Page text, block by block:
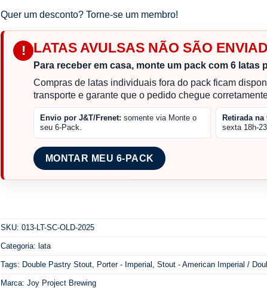
Quer um desconto? Torne-se um membro!
! LATAS AVULSAS NÃO SÃO
Para receber em casa, monte um pack com 6 latas
Compras de latas individuais fora do pack ficam
transporte e garante que o pedido chegue
Envio por J&T/Frenet: somente via Monte o
seu 6-Pack.
Retirada na
sexta 18h-
MONTAR MEU 6-PACK
SKU: 013-LT-SC-OLD-2025
Categoria: lata
Tags: Double Pastry Stout Porter - Imperial Stout - American Imperial /
Marca: Joy Project Brewing